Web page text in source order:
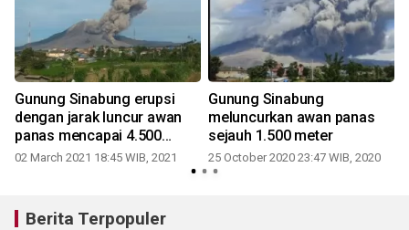
Gunung Sinabung erupsi
dengan jarak luncur awan
panas mencapai 4.500
meter
02 March 2021 18:45 WIB, 2021
Gunung Sinabung
meluncurkan awan panas
sejauh 1.500 meter
25 October 2020 23:47 WIB, 2020
Berita Terpopuler